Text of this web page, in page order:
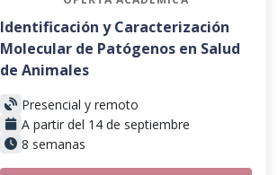
Identificación y Caracterización
Molecular de Patógenos en Salud
de Animales
Presencial y remoto
A partir del 14 de septiembre
8 semanas